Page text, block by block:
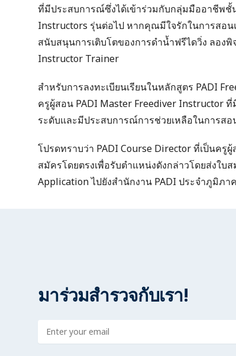
ที่มีประสบการณ์ซึ่งได้เข้าร่วมกับกลุ่มมืออาชีพ
Instructors รุ่นต่อไป หากคุณมีใจรักในการสอ
สนับสนุนการเติบโตของการดำน้ำฟรีไดวิ่ง ลอง
Instructor Trainer
สำหรับการลงทะเบียนเรียนในหลักสูตร PADI
ครูผู้สอน PADI Master Freediver Instructorที่
ระดับและมีประสบการณ์การช่วยเหลือในการส
โปรดทราบว่า PADI Course Director ที่เป็นครู
สมัครโดยตรงเพื่อรับตำแหน่งดังกล่าวโดยส่งใบ
Application ไปยังสำนักงาน PADI ประจำภูมิภา
มาร่วมสำรวจกับเรา!
Enter address